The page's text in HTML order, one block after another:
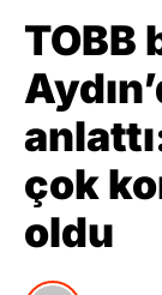
TOBB
çok
oldu